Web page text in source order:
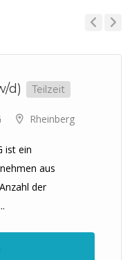
d) Teilzeit
Rheinberg
ist ein
aus
der